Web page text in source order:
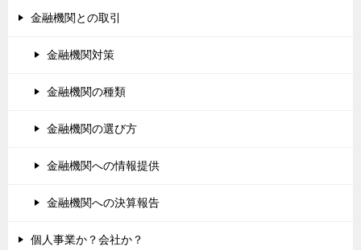
金融機関との取引
金融機関対策
金融機関の種類
金融機関の選び方
金融機関への情報提供
金融機関への決算報告
個人事業か？会社か？